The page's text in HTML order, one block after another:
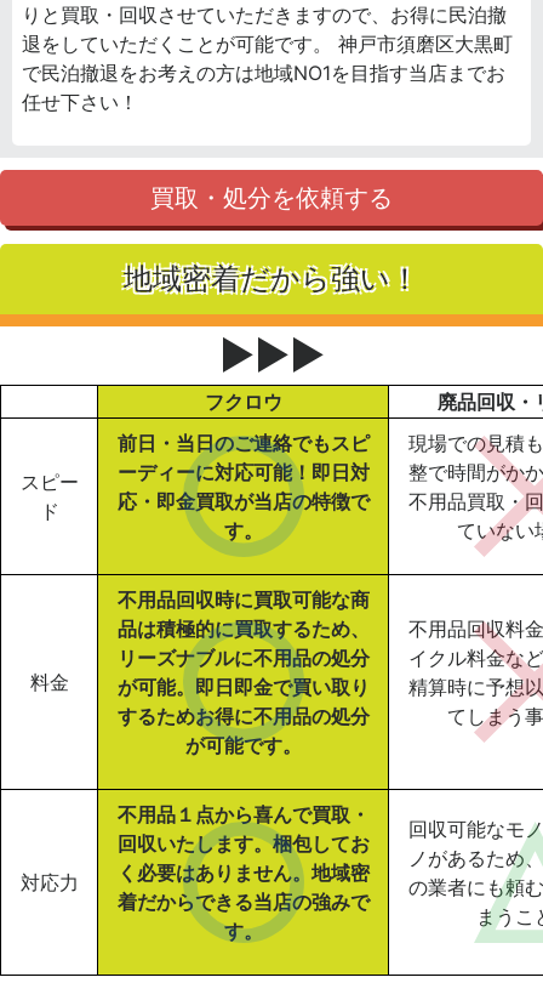
りと買取・回収させていただきますので、お得に民泊撤
退をしていただくことが可能です。 神戸市須磨区大黒町
で民泊撤退をお考えの方は地域NO1を目指す当店までお
任せ下さい！
買取・処分を依頼する
地域密着だから強い！
▶▶▶
フクロウ 廃品回収・
スピー
ド
前日・当日のご連絡でもスピ
ーディーに対応可能！即日対
応・即金買取が当店の特徴で
す。
現場での見積
整で時間がか
不用品買取・
ていない
料金
不用品回収時に買取可能な商
品は積極的に買取するため、
リーズナブルに不用品の処分
が可能。即日即金で買い取り
するためお得に不用品の処分
が可能です。
不用品回収料
イクル料金な
精算時に予想
てしまう
対応力
不用品１点から喜んで買取・
回収いたします。梱包してお
く必要はありません。地域密
着だからできる当店の強みで
す。
回収可能なモ
ノがあるため
の業者にも頼
まうこ